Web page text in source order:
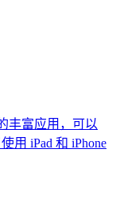
丰富应用，可以
用 iPad 和 iPhone